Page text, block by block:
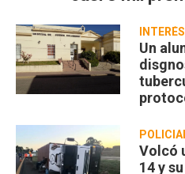
Un
Volcó
14 y